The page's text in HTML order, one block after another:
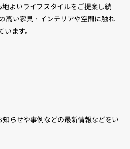
地よいライフスタイルをご提案し続
高い家具・インテリアや空間に触れ
ます。
知らせや事例などの最新情報などをい